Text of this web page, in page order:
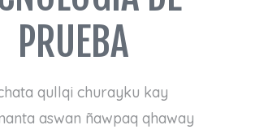
PRUEBA
qullqi churayku kay
aswan ñawpaq qhaway